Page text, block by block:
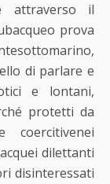
attraverso il
prova
di parlare e
e lontani,
protetti da
coercitivenei
dilettanti
disinteressati